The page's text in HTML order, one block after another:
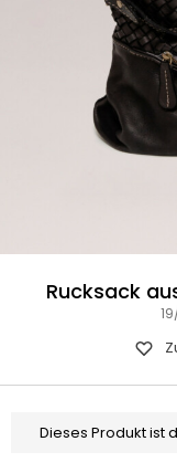
Rucksack
Dieses Produkt ist